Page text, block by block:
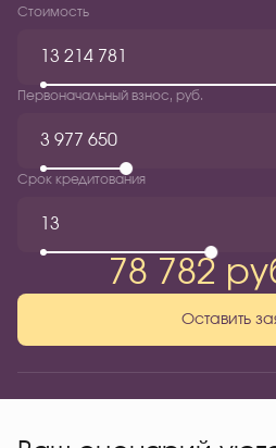
Стоимость
Первоначальный взнос, руб.
Срок кредитования
78 782
Оставить